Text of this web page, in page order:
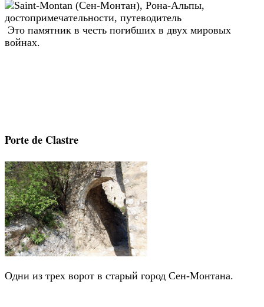
Это памятник в честь погибших в двух мировых
войнах.
Porte de Clastre
Одни из трех ворот в старый город Сен-Монтана.